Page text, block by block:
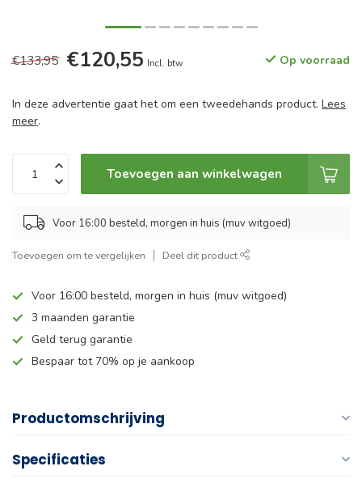
€133,95 €120,55 Incl. btw Op voorraad
In deze advertentie gaat het om een tweedehands product. Lees
meer.
Toevoegen aan winkelwagen
Voor 16:00 besteld, morgen in huis (muv witgoed)
Toevoegen om te vergelijken Deel dit product
Voor 16:00 besteld, morgen in huis (muv witgoed)
3 maanden garantie
Geld terug garantie
Bespaar tot 70% op je aankoop
Productomschrijving
Specificaties